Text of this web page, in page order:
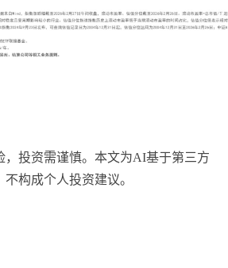
，投资需谨慎。本文为AI基于第三方
构成个人投资建议。